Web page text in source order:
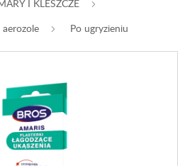
I KLESZCZE
Po ugryzieniu